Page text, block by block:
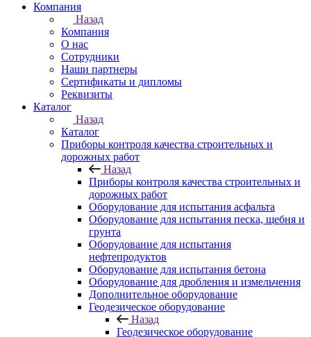
Компания
Назад
Компания
О нас
Сотрудники
Наши партнеры
Сертификаты и дипломы
Реквизиты
Каталог
Назад
Каталог
Приборы контроля качества строительных и
дорожных работ
Назад
Приборы контроля качества строительных и
дорожных работ
Оборудование для испытания асфальта
Оборудование для испытания песка, щебня и
грунта
Оборудование для испытания
нефтепродуктов
Оборудование для испытания бетона
Оборудование для дробления и измельчения
Дополнительное оборудование
Геодезическое оборудование
Назад
Геодезическое оборудование